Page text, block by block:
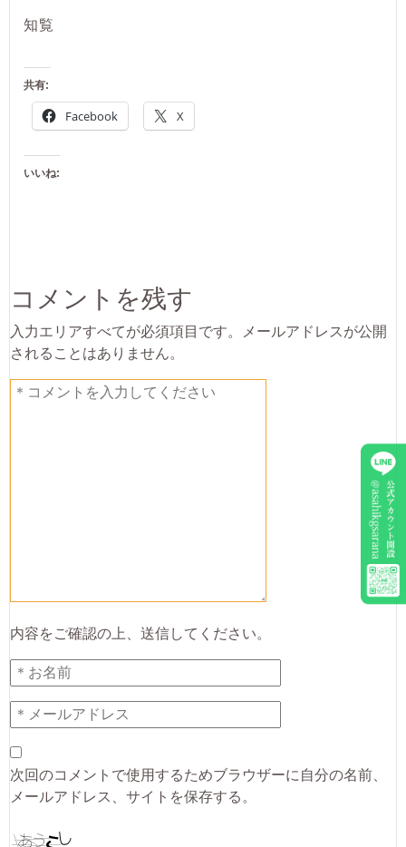
知覧
共有:
Facebook X
いいね:
コメントを残す
入力エリアすべてが必須項目です。メールアドレスが公開
されることはありません。
内容をご確認の上、送信してください。
次回のコメントで使用するためブラウザーに自分の名前、
メールアドレス、サイトを保存する。